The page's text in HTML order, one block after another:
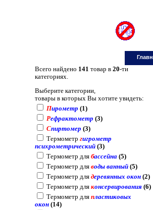
Всего найдено 141 товар в 20-ти
категориях.
Выберите категории,
товары в которых Вы хотите увидеть:
Пирометр (1)
Рефрактометр (3)
Спиртомер (3)
Термометр гигрометр
психрометрический(3)
Термометр для бассейна(5)
Термометр для воды ванный(5)
Термометр для деревянных окон(2)
Термометр для консервирования(6)
Термометр для пластиковых
окон(14)